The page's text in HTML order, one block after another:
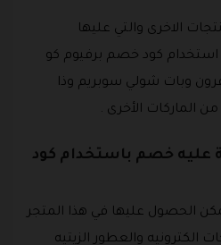
الاخرى والتي عليها
كود خصم برفيوم كو
وبات شولي سوبريم وذا
عليه خصم باستخدام كود
الحصول عليها في هذا المتجر
والعطور الزيتيه